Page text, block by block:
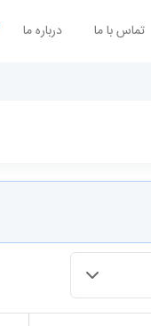
تماس با ما درباره ما